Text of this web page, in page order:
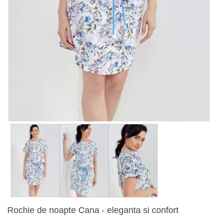
Rochie de noapte Cana - eleganta si confort